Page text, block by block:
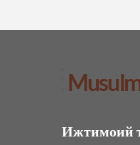
Ижтимоий